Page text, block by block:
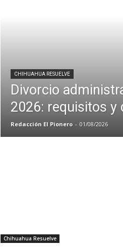
CHIHUAHUA RESUELVE
Divorcio
2026: requisitos y
Redacción El Pionero - 01/08/2026
Chihuahua Resuelve